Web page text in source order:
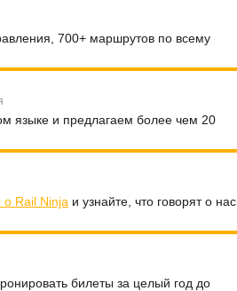
700+ маршрутов по всему
языке и предлагаем более чем 20
о Rail Ninja и узнайте, что говорят о нас
билеты за целый год до